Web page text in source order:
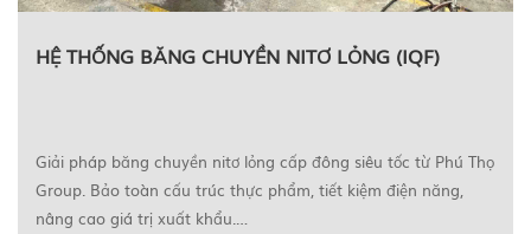
HỆ THỐNG BĂNG CHUYỀN NITƠ LỎNG (IQF)
Giải pháp băng chuyền nitơ lỏng cấp đông siêu tốc từ Phú Thọ
Group. Bảo toàn cấu trúc thực phẩm, tiết kiệm điện năng,
nâng cao giá trị xuất khẩu.…